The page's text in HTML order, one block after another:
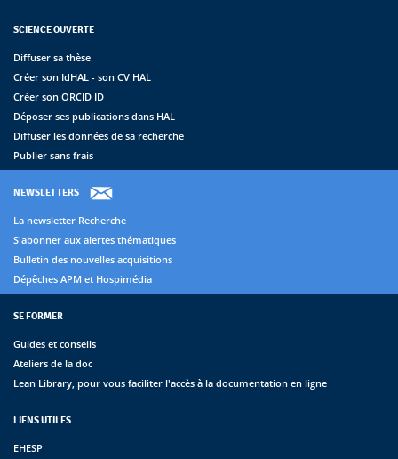
SCIENCE OUVERTE
Diffuser sa thèse
Créer son IdHAL - son CV HAL
Créer son ORCID ID
Déposer ses publications dans HAL
Diffuser les données de sa recherche
Publier sans frais
NEWSLETTERS
La newsletter Recherche
S'abonner aux alertes thématiques
Bulletin des nouvelles acquisitions
Dépêches APM et Hospimédia
SE FORMER
Guides et conseils
Ateliers de la doc
Lean Library, pour vous faciliter l'accès à la documentation en ligne
LIENS UTILES
EHESP